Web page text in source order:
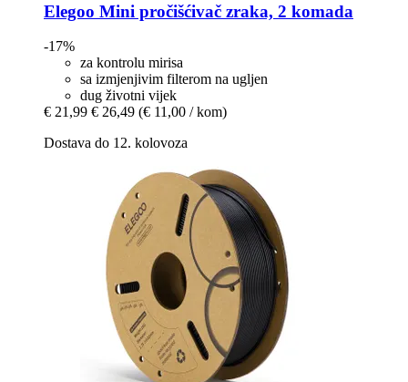
Elegoo Mini pročišćivač zraka, 2 komada
-17%
za kontrolu mirisa
sa izmjenjivim filterom na ugljen
dug životni vijek
€ 21,99 € 26,49 (€ 11,00 / kom)
Dostava do 12. kolovoza